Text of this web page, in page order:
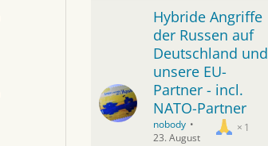
Hybride Angriffe
der Russen auf
Deutschland und
unsere EU-
Partner - incl.
NATO-Partner
1
nobody
23. August